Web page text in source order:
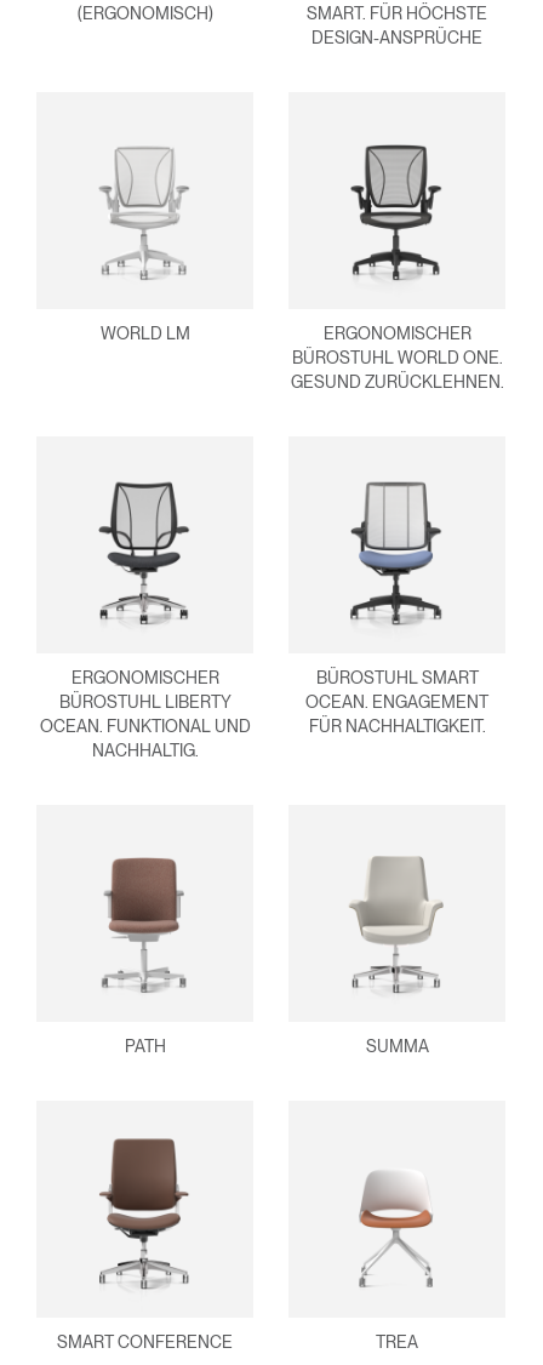
(ERGONOMISCH)
SMART. FÜR HÖCHSTE
DESIGN-ANSPRÜCHE
WORLD LM
ERGONOMISCHER
BÜROSTUHL WORLD ONE.
GESUND ZURÜCKLEHNEN.
ERGONOMISCHER
BÜROSTUHL LIBERTY
OCEAN. FUNKTIONAL UND
NACHHALTIG.
BÜROSTUHL SMART
OCEAN. ENGAGEMENT
FÜR NACHHALTIGKEIT.
PATH SUMMA
SMART CONFERENCE TREA